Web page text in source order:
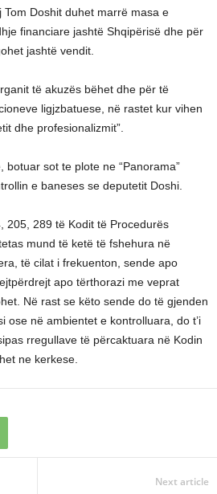
Doshit duhet marrë masa e
financiare jashtë Shqipërisë dhe për
jashtë vendit.
të akuzës bëhet dhe për të
ligjzbatuese, në rastet kur vihen
dhe profesionalizmit”.
botuar sot te plote ne “Panorama”
e baneses se deputetit Doshi.
205, 289 të Kodit të Procedurës
mund të ketë të fshehura në
të cilat i frekuenton, sende apo
apo tërthorazi me veprat
Në rast se këto sende do të gjenden
ose në ambientet e kontrolluara, do t’i
rregullave të përcaktuara në Kodin
ne kerkese.
Next article